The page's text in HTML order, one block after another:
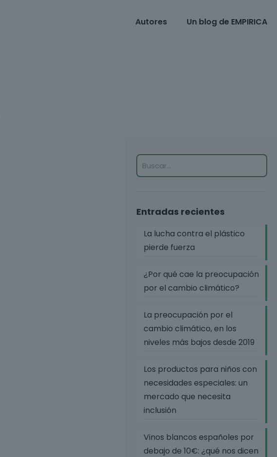
Autores Un blog de EMPIRICA
Entradas recientes
La lucha contra el plástico
pierde fuerza
¿Por qué cae la preocupación
por el cambio climático?
La preocupación por el
cambio climático, en los
niveles más bajos desde 2019
Los productos para niños con
necesidades especiales: un
mercado que necesita
inclusión
Vinos blancos españoles por
debajo de 10€: ¿qué nos dicen